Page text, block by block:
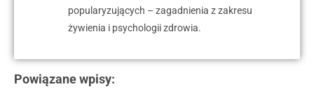
popularyzujących – zagadnienia z zakresu
żywienia i psychologii zdrowia.
Powiązane wpisy: